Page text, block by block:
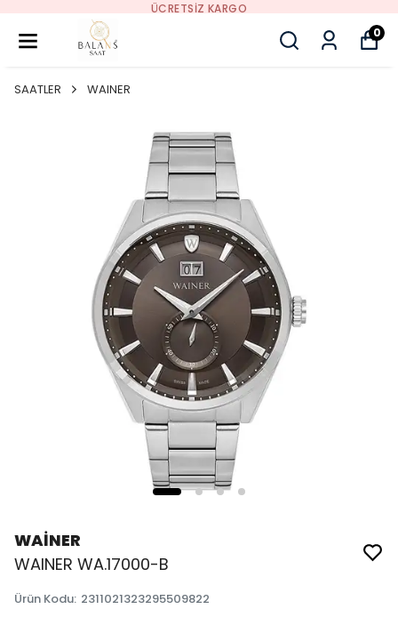
ÜCRETSIZ KARGO
0
SAATLER WAINER
WAİNER
WAINER WA.17000-B
Ürün Kodu: 2311021323295509822